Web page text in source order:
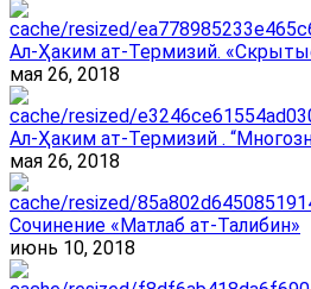
Ал-Ҳаким ат-Термизий.
мая 26, 2018
Ал-Ҳаким ат-Термизий .
мая 26, 2018
Сочинение «Матлаб ат-Талибин»
июнь 10, 2018